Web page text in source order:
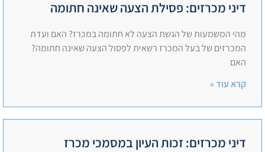
דיני מכרזים: פסילת הצעה שאינה חתומה
מהי המשמעות של הגשת הצעה לא חתומה במכרז? האם ועדת
המכרזים של בעל המכרז רשאית לפסול הצעה שאינה חתומה?
האם
קרא עוד »
דיני מכרזים: זכות העיון במסמכי מכרז